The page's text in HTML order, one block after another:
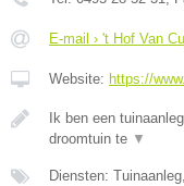
E-mail › 't Hof Van
Website: https://
Ik ben een
droomtuin te ▼
Diensten: